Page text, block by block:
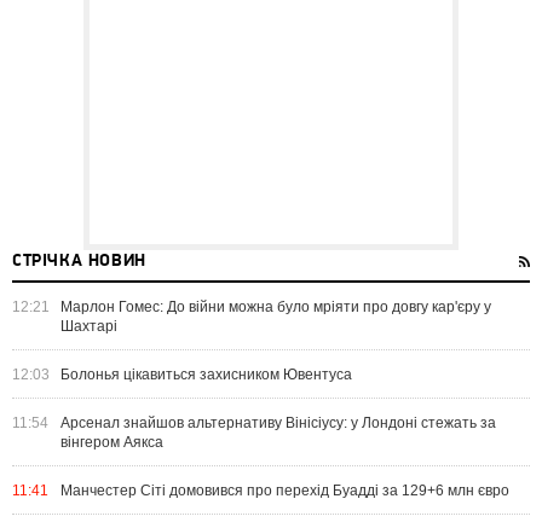
СТРІЧКА НОВИН
12:21
Марлон Гомес: До війни можна було мріяти про довгу кар'єру у
Шахтарі
12:03 Болонья цікавиться захисником Ювентуса
11:54
Арсенал знайшов альтернативу Вінісіусу: у Лондоні стежать за
вінгером Аякса
11:41 Манчестер Сіті домовився про перехід Буадді за 129+6 млн євро